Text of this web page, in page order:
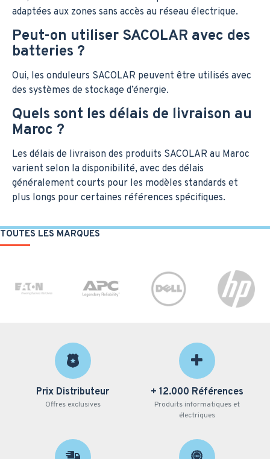
adaptées aux zones sans accès au réseau électrique.
Peut-on utiliser SACOLAR avec des
batteries ?
Oui, les onduleurs SACOLAR peuvent être utilisés avec
des systèmes de stockage d’énergie.
Quels sont les délais de livraison au
Maroc ?
Les délais de livraison des produits SACOLAR au Maroc
varient selon la disponibilité, avec des délais
généralement courts pour les modèles standards et
plus longs pour certaines références spécifiques.
TOUTES LES MARQUES
Prix Distributeur
Offres exclusives
+ 12.000 Références
Produits informatiques et
électriques